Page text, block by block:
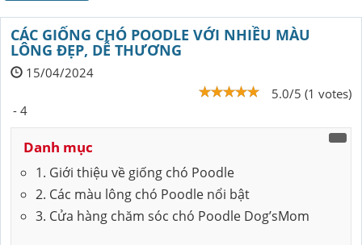
CÁC GIỐNG CHÓ POODLE VỚI NHIỀU MÀU
LÔNG ĐẸP, DỄ THƯƠNG
15/04/2024
5.0/5 (1 votes)
- 4
Danh mục
1. Giới thiệu về giống chó Poodle
2. Các màu lông chó Poodle nổi bật
3. Cửa hàng chăm sóc chó Poodle Dog’sMom